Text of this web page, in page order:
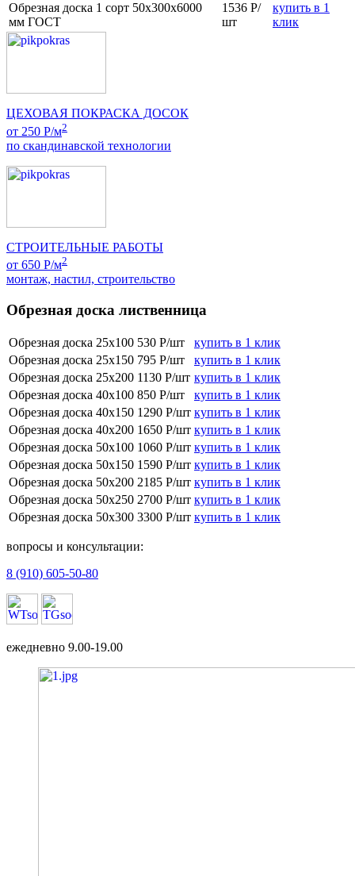
Обрезная доска 1 сорт 50х300x6000
мм ГОСТ
1536 Р/
шт
купить в 1
клик
ЦЕХОВАЯ ПОКРАСКА ДОСОК
от 250 Р/м2
по скандинавской технологии
СТРОИТЕЛЬНЫЕ РАБОТЫ
от 650 Р/м2
монтаж, настил, строительство
Обрезная доска лиственница
Обрезная доска 25х100 530 Р/шт
купить в 1 клик
Обрезная доска 25х150 795 Р/шт
купить в 1 клик
Обрезная доска 25х200 1130 Р/шт купить в 1 клик
Обрезная доска 40х100 850 Р/шт
купить в 1 клик
Обрезная доска 40х150 1290 Р/шт купить в 1 клик
Обрезная доска 40х200 1650 Р/шт купить в 1 клик
Обрезная доска 50х100 1060 Р/шт купить в 1 клик
Обрезная доска 50х150 1590 Р/шт купить в 1 клик
Обрезная доска 50х200 2185 Р/шт купить в 1 клик
Обрезная доска 50х250 2700 Р/шт купить в 1 клик
Обрезная доска 50х300 3300 Р/шт купить в 1 клик
вопросы и консультации:
8 (910) 605-50-80
ежедневно 9.00-19.00